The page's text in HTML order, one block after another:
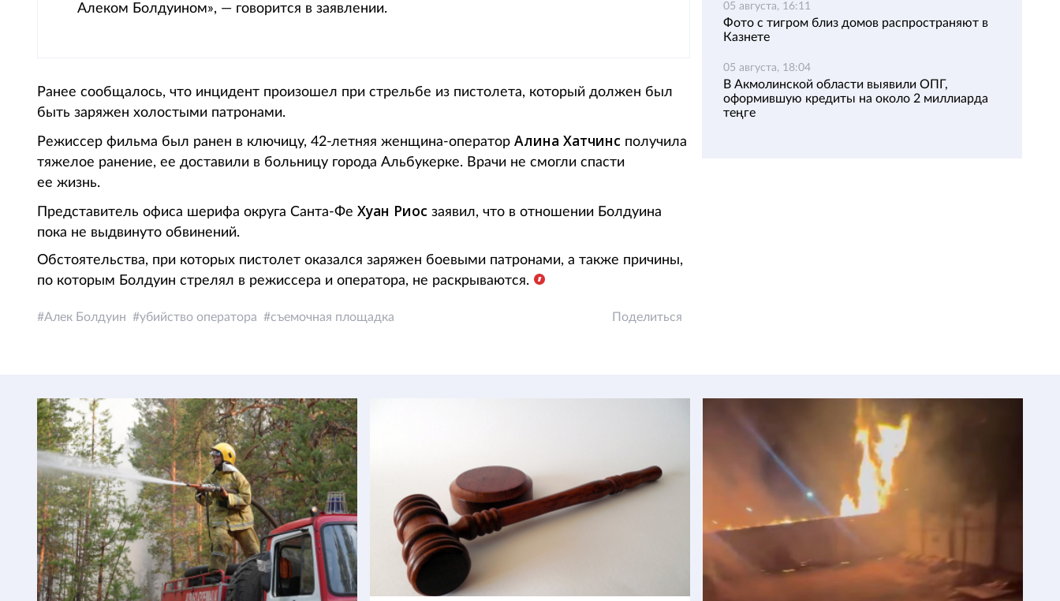
Алеком Болдуином», — говорится в заявлении.
Ранее сообщалось, что инцидент произошел при стрельбе из пистолета, который должен был
быть заряжен холостыми патронами.
Режиссер фильма был ранен в ключицу, 42-летняя женщина-оператор Алина Хатчинс получила
тяжелое ранение, ее доставили в больницу города Альбукерке. Врачи не смогли спасти
ее жизнь.
Представитель офиса шерифа округа Санта-Фе Хуан Риос заявил, что в отношении Болдуина
пока не выдвинуто обвинений.
Обстоятельства, при которых пистолет оказался заряжен боевыми патронами, а также причины,
по которым Болдуин стрелял в режиссера и оператора, не раскрываются.
Алек Болдуин убийство оператора съемочная площадка Поделиться
05 августа, 16:11
Фото с тигром близ домов распространяют в
Казнете
05 августа, 18:04
В Акмолинской области выявили ОПГ,
оформившую кредиты на около 2 миллиарда
теңге